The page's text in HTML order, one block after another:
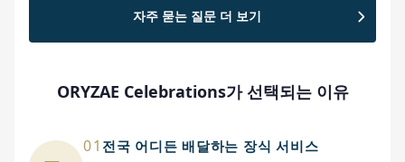
자주 묻는 질문 더 보기
ORYZAE Celebrations가 선택되는 이유
01 전국 어디든 배달하는 장식 서비스